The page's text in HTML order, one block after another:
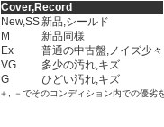
Cover,Record
New,SS新品,シールド
M
新品同様
Ex
普通の中古盤,ノイズ少々
VG
多少の汚れ,キズ
G
ひどい汚れ,キズ
＋, －でそのコンディション内での優劣